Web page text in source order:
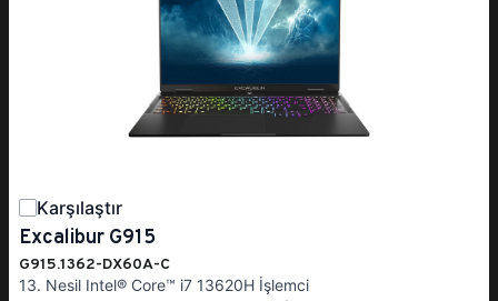
Karşılaştır
Excalibur G915
G915.1362-DX60A-C
13. Nesil Intel® Core™ i7 13620H İşlemci